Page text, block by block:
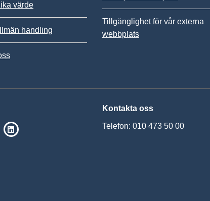
värde
handling
Tillgänglighet för vår externa
webbplats
Facebook
SPSM på Instagram
Kontakta oss
Telefon: 010 473 50 00